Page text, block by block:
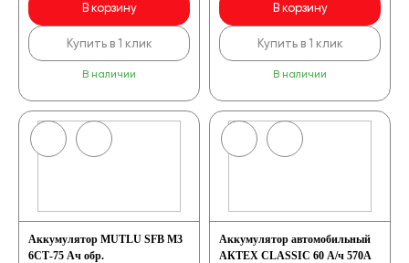
В корзину
Купить в 1 клик
В наличии
В корзину
Купить в 1 клик
В наличии
Аккумулятор MUTLU SFB M3
6СТ-75 Ач обр.
Аккумулятор автомобильный
АКТЕХ CLASSIC 60 А/ч 570А